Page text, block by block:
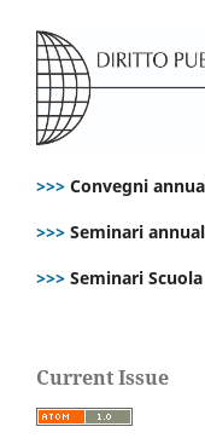
>>> Convegni
>>> Seminari
>>> Seminari Scuola
Current Issue